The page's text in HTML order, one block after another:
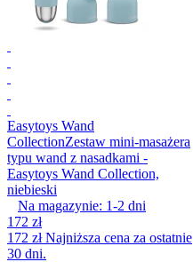
Easytoys Wand
CollectionZestaw mini-masażera
typu wand z nasadkami -
Easytoys Wand Collection,
niebieski
Na magazynie: 1-2 dni
172 zł
172 złNajniższa cena za ostatnie
30 dni.